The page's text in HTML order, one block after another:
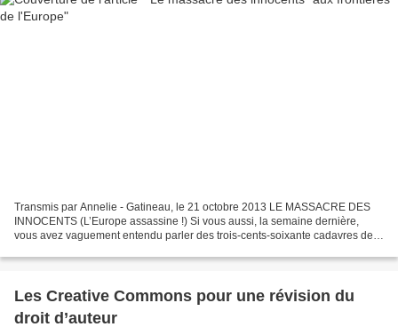
Transmis par Annelie - Gatineau, le 21 octobre 2013 LE MASSACRE DES
INNOCENTS (L’Europe assassine !) Si vous aussi, la semaine dernière,
vous avez vaguement entendu parler des trois-cents-soixante cadavres de
Les Creative Commons pour une révision du
droit d’auteur